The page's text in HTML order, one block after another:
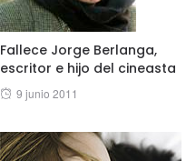
Fallece Jorge Berlanga,
escritor e hijo del cineasta
Posted
9 junio 2011